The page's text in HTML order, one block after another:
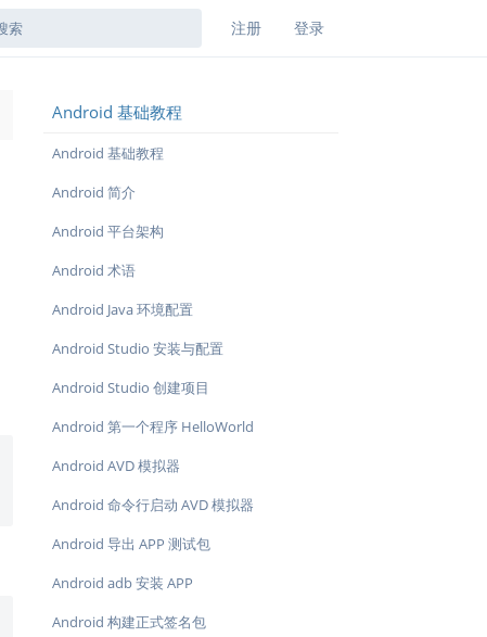
注册 登录
Android 基础教程
Android 基础教程
Android 简介
Android 平台架构
Android 术语
Android Java 环境配置
Android Studio 安装与配置
Android Studio 创建项目
Android 第一个程序 HelloWorld
Android AVD 模拟器
Android 命令行启动 AVD 模拟器
Android 导出 APP 测试包
Android adb 安装 APP
Android 构建正式签名包